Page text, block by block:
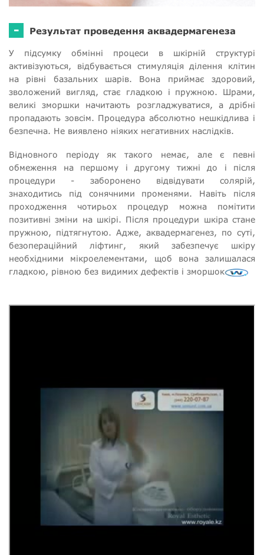
- Результат проведення аквадермагенеза
У підсумку обмінні процеси в шкірній структурі
активізуються, відбувається стимуляція ділення клітин
на рівні базальних шарів. Вона приймає здоровий,
зволожений вигляд, стає гладкою і пружною. Шрами,
великі зморшки начитають розгладжуватися, а дрібні
пропадають зовсім. Процедура абсолютно нешкідлива і
безпечна. Не виявлено ніяких негативних наслідків.
Відновного періоду як такого немає, але є певні
обмеження на першому і другому тижні до і після
процедури - заборонено відвідувати солярій,
знаходитись під сонячними променями. Навіть після
проходження чотирьох процедур можна помітити
позитивні зміни на шкірі. Після процедури шкіра стане
пружною, підтягнутою. Адже, аквадермагенез, по суті,
безопераційний ліфтинг, який забезпечує шкіру
необхідними мікроелементами, щоб вона залишалася
гладкою, рівною без видимих дефектів і зморшок